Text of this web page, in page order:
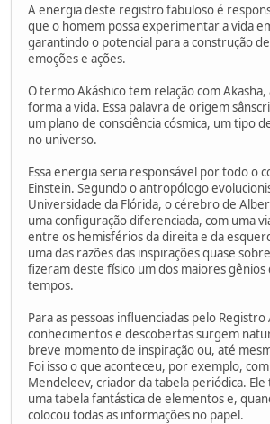
A energia deste registro fabuloso é
que o homem possa experimentar a vida
garantindo o potencial para a construção
emoções e ações.
O termo Akáshico tem relação com Akasha,
forma a vida. Essa palavra de origem
um plano de consciência cósmica, um tipo
no universo.
Essa energia seria responsável por todo o
Einstein. Segundo o antropólogo
Universidade da Flórida, o cérebro de
uma configuração diferenciada, com uma
entre os hemisférios da direita e da
uma das razões das inspirações quase
fizeram deste físico um dos maiores gênios
tempos.
Para as pessoas influenciadas pelo Registro
conhecimentos e descobertas surgem
breve momento de inspiração ou, até
Foi isso o que aconteceu, por exemplo,
Mendeleev, criador da tabela periódica.
uma tabela fantástica de elementos e,
colocou todas as informações no papel.